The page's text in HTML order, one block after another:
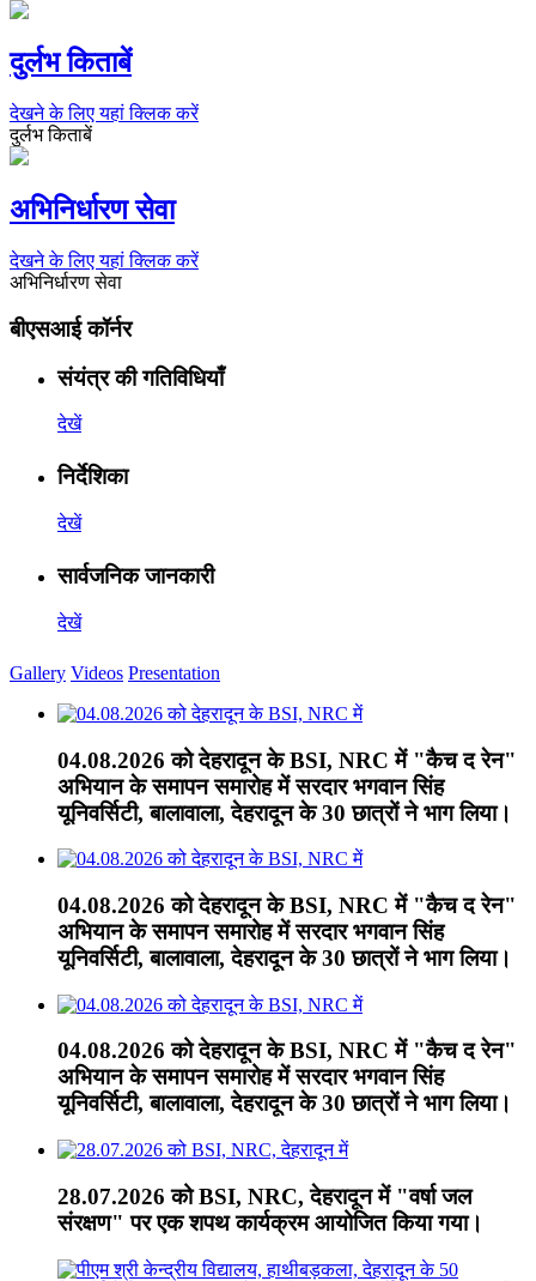
दुर्लभ किताबें
देखने के लिए यहां क्लिक करें
दुर्लभ किताबें
अभिनिर्धारण सेवा
देखने के लिए यहां क्लिक करें
अभिनिर्धारण सेवा
बीएसआई कॉर्नर
संयंत्र की गतिविधियाँ
देखें
निर्देशिका
देखें
सार्वजनिक जानकारी
देखें
Gallery Videos Presentation
04.08.2026 को देहरादून के BSI, NRC में "कैच द रेन"
अभियान के समापन समारोह में सरदार भगवान सिंह
यूनिवर्सिटी, बालावाला, देहरादून के 30 छात्रों ने भाग लिया।
04.08.2026 को देहरादून के BSI, NRC में "कैच द रेन"
अभियान के समापन समारोह में सरदार भगवान सिंह
यूनिवर्सिटी, बालावाला, देहरादून के 30 छात्रों ने भाग लिया।
04.08.2026 को देहरादून के BSI, NRC में "कैच द रेन"
अभियान के समापन समारोह में सरदार भगवान सिंह
यूनिवर्सिटी, बालावाला, देहरादून के 30 छात्रों ने भाग लिया।
28.07.2026 को BSI, NRC, देहरादून में "वर्षा जल
संरक्षण" पर एक शपथ कार्यक्रम आयोजित किया गया।